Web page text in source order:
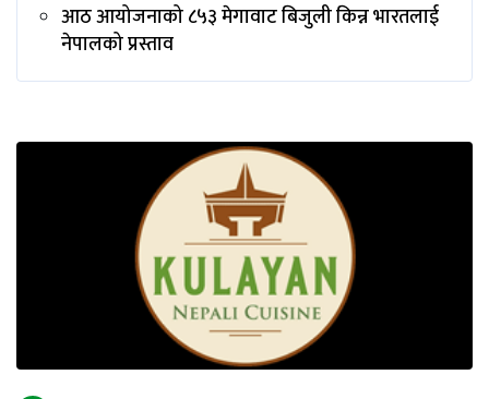
आठ आयोजनाको ८५३ मेगावाट बिजुली किन्न भारतलाई
नेपालको प्रस्ताव